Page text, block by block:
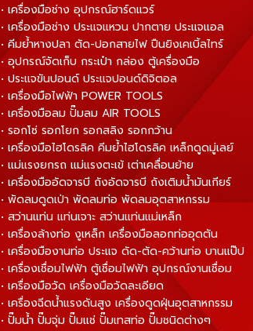
• เครื่องมือช่าง อุปกรณ์ฮาร์ดแวร์
• เครื่องมือช่าง ประแจแหวน ปากตาย ประแจแอล
• คีมย้ำหางปลา ตัด-ปอกสายไฟ ปืนยิงเคเบิ้ลไทร์
• อุปกรณ์จัดเก็บ กระเป๋า กล่อง ตู้เครื่องมือ
• ประแจขันปอนด์ ประแจปอนด์ดิจิตอล
• เครื่องมือไฟฟ้า POWER TOOLS
• เครื่องมือลม ปั๊มลม AIR TOOLS
• รอกโซ่ รอกโยก รอกสลิง รอกกว้าน
• เครื่องมือไฮโดรลิค คีมย้ำไฮโดรลิค เหล็กดูดมู่เลย์
• แม่แรงยกรถ แม่แรงตะเข้ เต่าเคลื่อนย้าย
• เครื่องมืออัดจารบี ถังอัดจารบี ถังเติมน้ำมันเกียร์
• พัดลมดูดเป่า พัดลมท่อ พัดลมอุตสาหกรรม
• สว่านแท่น แท่นเจาะ สว่านแท่นแม่เหล็ก
• เครื่องล้างท่อ งูเหล็ก เครื่องมือลอกท่ออุดตัน
• เครื่องมืองานท่อ ประแจ ดัด-ตัด-คว้านท่อ บานแป๊ป
• เครื่องเชื่อมไฟฟ้า ตู้เชื่อมไฟฟ้า อุปกรณ์งานเชื่อม
• เครื่องมือวัด เครื่องมือวัดละเอียด
• เครื่องฉีดน้ำแรงดันสูง เครื่องดูดฝุ่นอุตสาหกรรม
• ปั๊มน้ำ ปั๊มจุ่ม ปั๊มแช่ ปั๊มเทสท่อ ปั๊มชนิดต่างๆ